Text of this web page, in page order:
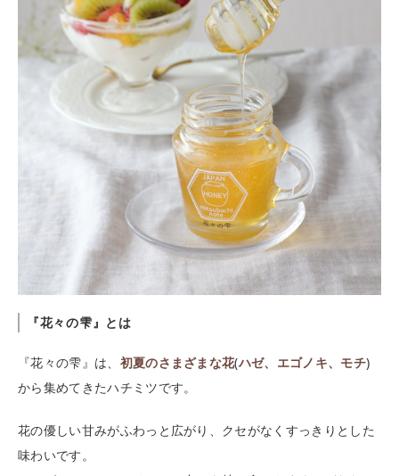
『花々の雫』とは
『花々の雫』は、 初夏のさまざまな花(ハゼ、エゴノキ、モチ)
から集めてきたハチミツです。
花の優しい甘みがふわっと広がり、クセがなくすっきりとした
味わいです。